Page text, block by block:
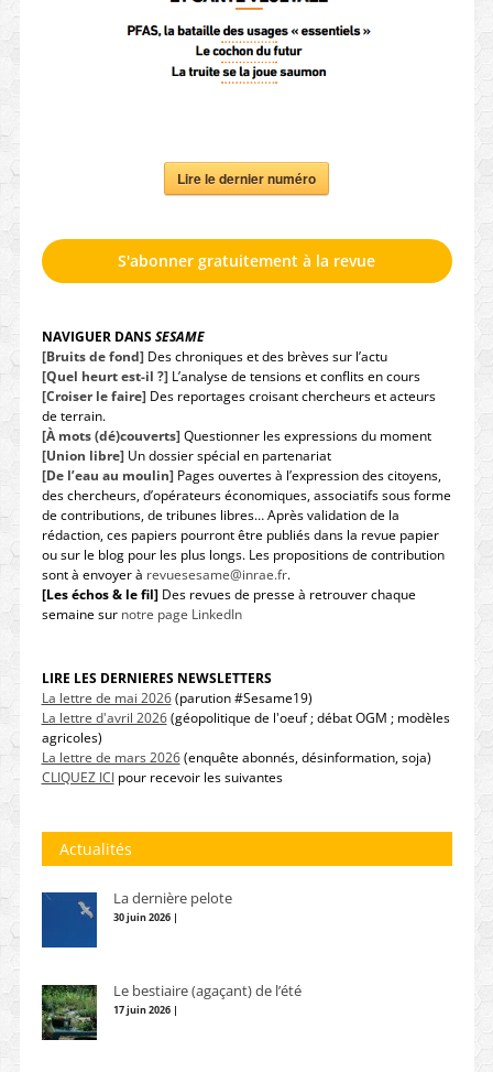
Lire le dernier numéro
S'abonner gratuitement à la revue
NAVIGUER DANSSESAME
[Bruits de fond]Des chroniques et des brèves sur l’actu
[Quel heurt est-il ?]L’analyse de tensions et conflits en cours
[Croiser le faire]Des reportages croisant chercheurs et acteurs
de terrain.
[À mots (dé)couverts]Questionner les expressions du moment
[Union libre]Un dossier spécial en partenariat
[De l’eau au moulin]Pages ouvertes à l’expression des citoyens,
des chercheurs, d’opérateurs économiques, associatifs sous forme
de contributions, de tribunes libres… Après validation de la
rédaction, ces papiers pourront être publiés dans la revue papier
ou sur le blog pour les plus longs. Les propositions de contribution
sont à envoyer à revuesesame@inrae.fr.
[Les échos & le fil]Des revues de presse à retrouver chaque
semaine sur notre page LinkedIn
LIRE LES DERNIERES NEWSLETTERS
La lettre de mai 2026(parution #Sesame19)
La lettre d'avril 2026(géopolitique de l'oeuf ; débat OGM ; modèles
agricoles)
La lettre de mars 2026(enquête abonnés, désinformation, soja)
CLIQUEZ ICIpour recevoir les suivantes
Actualités
La dernière pelote
30 juin 2026 |
Le bestiaire (agaçant) de l’été
17 juin 2026 |